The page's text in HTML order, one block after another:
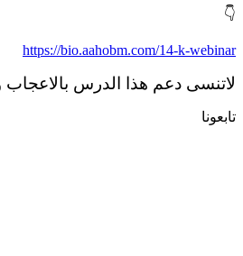
👇
https://bio.aahobm.com/14-k-webinar
لاتنسى دعم هذا الدرس بالاعجاب
تابعونا